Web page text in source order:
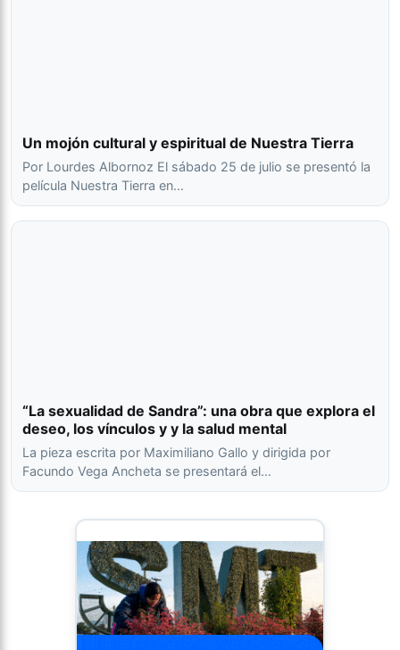
Un mojón cultural y espiritual de Nuestra Tierra
Por Lourdes Albornoz El sábado 25 de julio se presentó la
película Nuestra Tierra en…
“La sexualidad de Sandra”: una obra que explora el
deseo, los vínculos y y la salud mental
La pieza escrita por Maximiliano Gallo y dirigida por
Facundo Vega Ancheta se presentará el…